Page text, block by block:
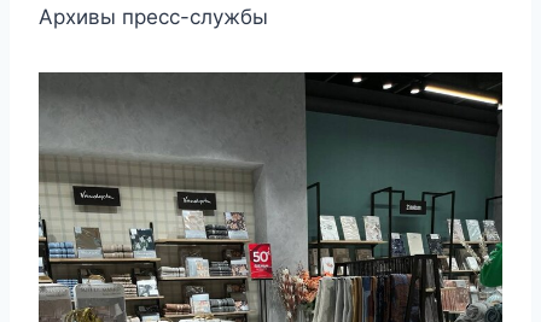
Архивы пресс-службы